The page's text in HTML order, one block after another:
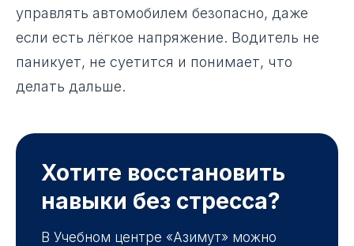
управлять автомобилем безопасно, даже
если есть лёгкое напряжение. Водитель не
паникует, не суетится и понимает, что
делать дальше.
Хотите восстановить
навыки без стресса?
В Учебном центре «Азимут» можно